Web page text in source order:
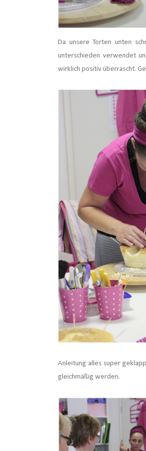
Da unsere Torten unten
unterschieden verwendet
wirklich positiv überrascht.
Anleitung alles super
gleichmäßig werden.